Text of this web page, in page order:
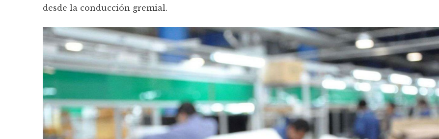
desde la conducción gremial.